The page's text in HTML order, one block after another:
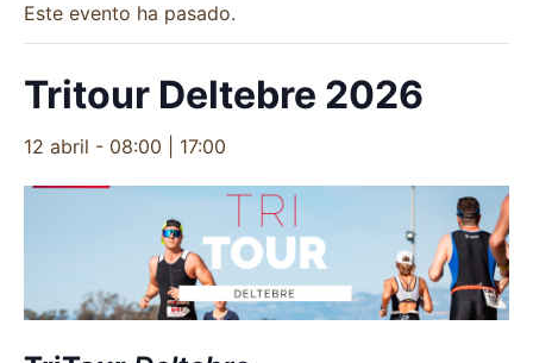
Este evento ha pasado.
Tritour Deltebre 2026
12 abril - 08:00 17:00